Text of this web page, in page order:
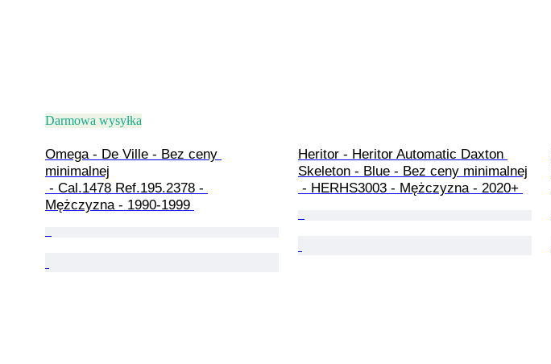
Darmowa wysyłka
Omega - De Ville - Bez ceny
minimalnej
Mężczyzna - 1990-1999
Heritor - Heritor Automatic Daxton
Skeleton - Blue - Bez ceny minimalnej
- HERHS3003 - Mężczyzna - 2020+